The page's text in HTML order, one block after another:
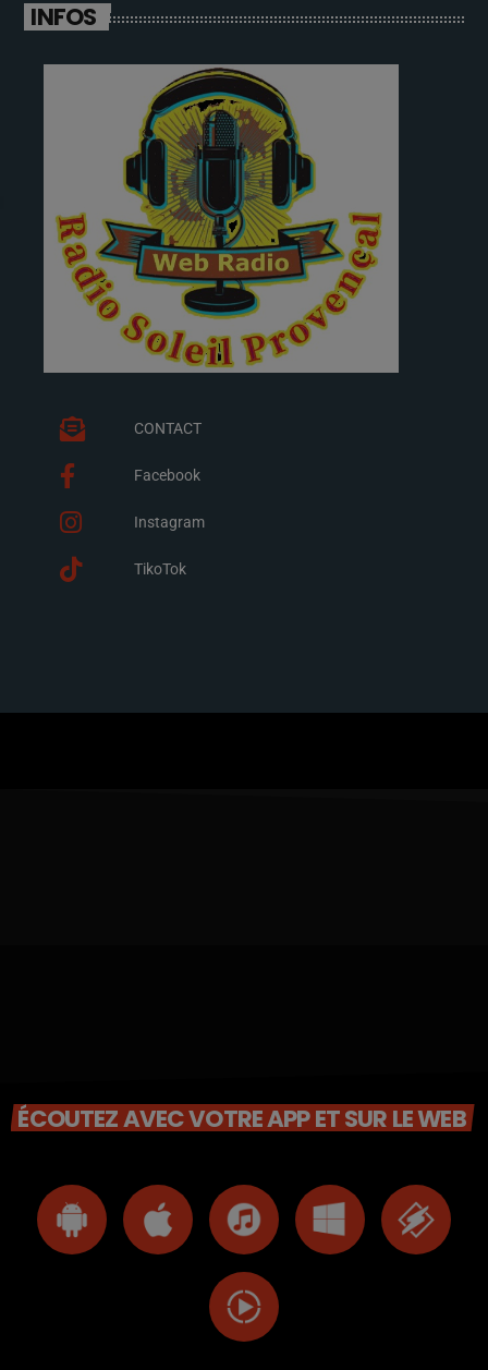
INFOS
CONTACT
Facebook
Instagram
TikoTok
ÉCOUTEZ AVEC VOTRE APP ET SUR LE WEB